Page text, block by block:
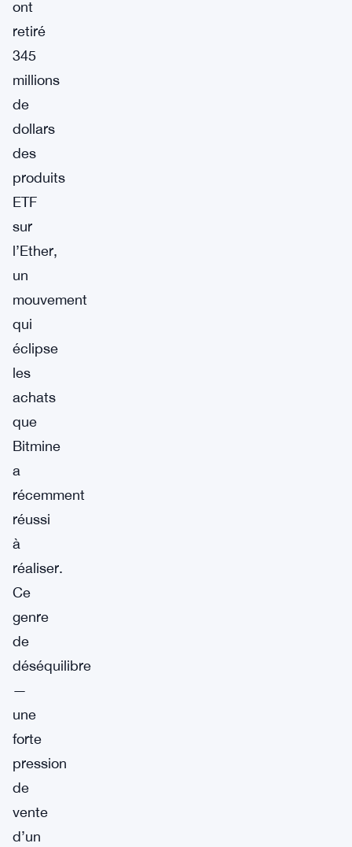
ont
retiré
345
millions
de
dollars
des
produits
ETF
sur
l’Ether,
un
mouvement
qui
éclipse
les
achats
que
Bitmine
a
récemment
réussi
à
réaliser.
Ce
genre
de
déséquilibre
—
une
forte
pression
de
vente
d’un